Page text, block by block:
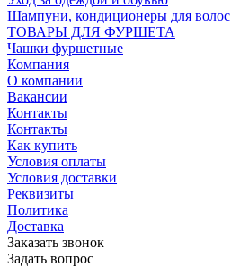
Шампуни, кондиционеры для волос
ТОВАРЫ ДЛЯ ФУРШЕТА
Чашки фуршетные
Компания
О компании
Вакансии
Контакты
Контакты
Как купить
Условия оплаты
Условия доставки
Реквизиты
Политика
Доставка
Заказать звонок
Задать вопрос